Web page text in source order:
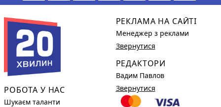
РОБОТА У НАС
Шукаєм таланти
РЕКЛАМА НА САЙТІ
Менеджер з реклами
Звернутися
РЕДАКТОРИ
Вадим Павлов
Звернутися